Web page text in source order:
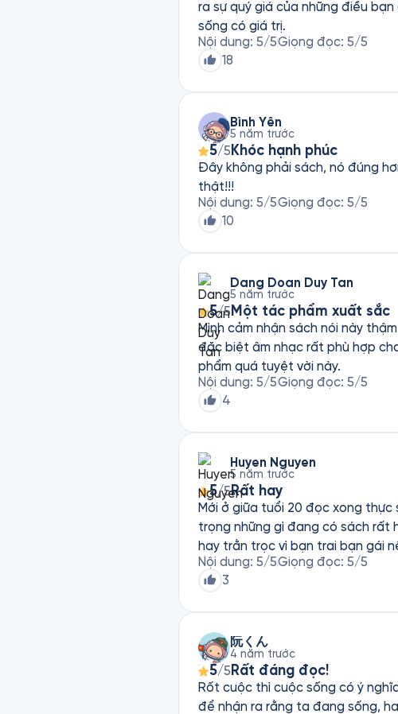
ra sự quý giá của những điều
sống có giá trị.
Nội dung: 5/5Giọng đọc: 5/5
18
Bình Yên
5 năm trước
5/5 Khóc hạnh phúc
Đây không phải sách, nó đúng
thật!!!
Nội dung: 5/5Giọng đọc: 5/5
10
Dang Doan Duy Tan
5 năm trước
5/5 Một tác phẩm xuất sắc
Mình cảm nhận sách nói này
đặc biệt âm nhạc rất phù hợp
phẩm quá tuyệt vời này.
Nội dung: 5/5Giọng đọc: 5/5
4
Huyen Nguyen
5 năm trước
5/5Rất hay
Mới ở giữa tuổi 20 đọc xong
trọng những gì đang có sách rất
hay trằn trọc vì bạn trai bạn gái
Nội dung: 5/5Giọng đọc: 5/5
3
阮くん
4 năm trước
5/5 Rất đáng đọc!
Rốt cuộc thì cuộc sống có ý
để nhận ra rằng ta đang sống,